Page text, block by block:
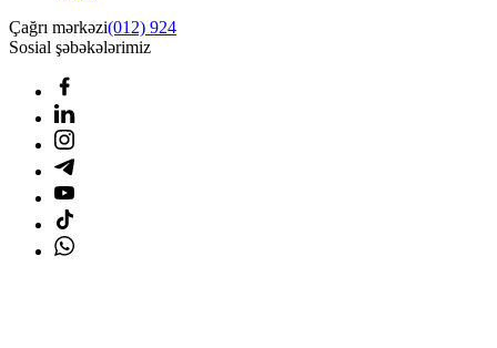
Çağrı mərkəzi(012) 924
Sosial şəbəkələrimiz